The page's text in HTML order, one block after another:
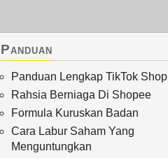
Panduan
Panduan Lengkap TikTok Shop
Rahsia Berniaga Di Shopee
Formula Kuruskan Badan
Cara Labur Saham Yang
Menguntungkan